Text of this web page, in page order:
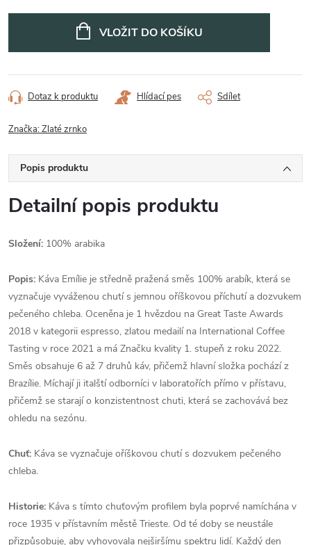
VLOŽIT DO KOŠÍKU
Dotaz k produktu Hlídací pes Sdílet
Značka:Zlaté zrnko
Popis produktu
Detailní popis produktu
Složení: 100% arabika
Popis: Káva Emílie je středně pražená směs 100% arabík, která se
vyznačuje vyváženou chutí s jemnou oříškovou příchutí a dozvukem
pečeného chleba. Oceněna je 1 hvězdou na Great Taste Awards
2018 v kategorii espresso, zlatou medailí na International Coffee
Tasting v roce 2021 a má Značku kvality 1. stupeň z roku 2022.
Směs obsahuje 6 až 7 druhů káv, přičemž hlavní složka pochází z
Brazílie. Míchají ji italští odborníci v laboratořích přímo v přístavu,
přičemž se starají o konzistentnost chuti, která se zachovává bez
ohledu na sezónu.
Chuť: Káva se vyznačuje oříškovou chutí s dozvukem pečeného
chleba.
Historie: Káva s tímto chuťovým profilem byla poprvé namíchána v
roce 1935 v přístavním městě Trieste. Od té doby se neustále
přizpůsobuje, aby vyhovovala nejširšímu spektru lidí. Každý den